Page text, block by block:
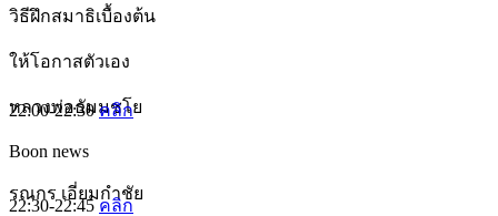
วิธีฝึกสมาธิเบื้องต้น
ให้โอกาสตัวเอง
หลวงพ่อธัมมชโย
22:00-22:30คลิก
Boon news
รณกร เอี่ยมกำชัย
22:30-22:45คลิก